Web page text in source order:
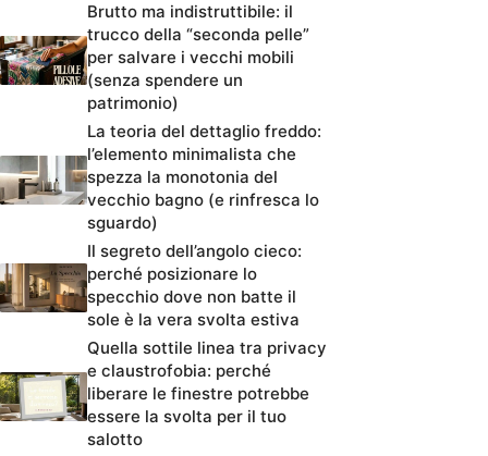
Brutto ma indistruttibile: il
trucco della “seconda pelle”
per salvare i vecchi mobili
(senza spendere un
patrimonio)
La teoria del dettaglio freddo:
l’elemento minimalista che
spezza la monotonia del
vecchio bagno (e rinfresca lo
sguardo)
Il segreto dell’angolo cieco:
perché posizionare lo
specchio dove non batte il
sole è la vera svolta estiva
Quella sottile linea tra privacy
e claustrofobia: perché
liberare le finestre potrebbe
essere la svolta per il tuo
salotto